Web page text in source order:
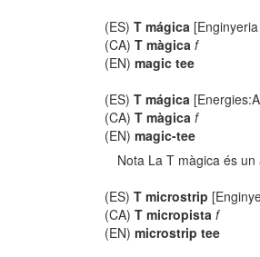
(ES)T mágica
(CA)T màgica f
(EN)magic tee
(ES)T mágica
(CA)T màgica f
(EN)magic-tee
Nota La T màgica és
(ES)T microstrip
(CA)T micropista f
(EN)microstrip tee